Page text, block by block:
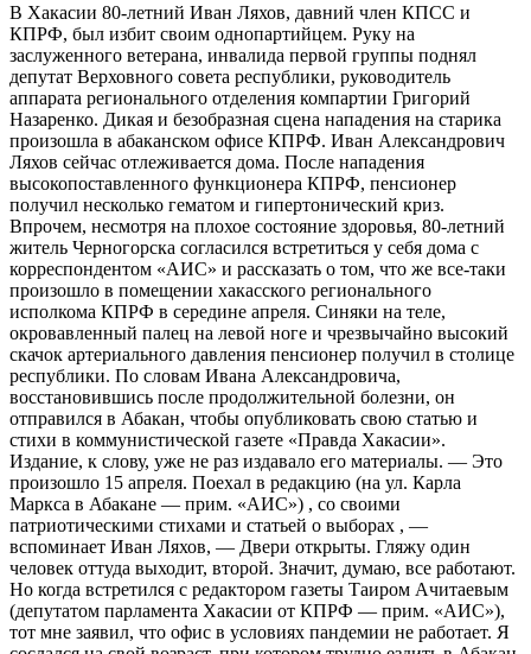
В Хакасии 80-летний Иван Ляхов, давний член КПСС и
КПРФ, был избит своим однопартийцем. Руку на
заслуженного ветерана, инвалида первой группы поднял
депутат Верховного совета республики, руководитель
аппарата регионального отделения компартии Григорий
Назаренко. Дикая и безобразная сцена нападения на старика
произошла в абаканском офисе КПРФ. Иван Александрович
Ляхов сейчас отлеживается дома. После нападения
высокопоставленного функционера КПРФ, пенсионер
получил несколько гематом и гипертонический криз.
Впрочем, несмотря на плохое состояние здоровья, 80-летний
житель Черногорска согласился встретиться у себя дома с
корреспондентом «АИС» и рассказать о том, что же все-таки
произошло в помещении хакасского регионального
исполкома КПРФ в середине апреля. Синяки на теле,
окровавленный палец на левой ноге и чрезвычайно высокий
скачок артериального давления пенсионер получил в столице
республики. По словам Ивана Александровича,
восстановившись после продолжительной болезни, он
отправился в Абакан, чтобы опубликовать свою статью и
стихи в коммунистической газете «Правда Хакасии».
Издание, к слову, уже не раз издавало его материалы. — Это
произошло 15 апреля. Поехал в редакцию (на ул. Карла
Маркса в Абакане — прим. «АИС») , со своими
патриотическими стихами и статьей о выборах , —
вспоминает Иван Ляхов, — Двери открыты. Гляжу один
человек оттуда выходит, второй. Значит, думаю, все работают.
Но когда встретился с редактором газеты Таиром Ачитаевым
(депутатом парламента Хакасии от КПРФ — прим. «АИС»),
тот мне заявил, что офис в условиях пандемии не работает. Я